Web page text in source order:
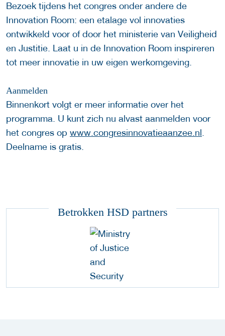
Bezoek tijdens het congres onder andere de
Innovation Room: een etalage vol innovaties
ontwikkeld voor of door het ministerie van Veiligheid
en Justitie. Laat u in de Innovation Room inspireren
tot meer innovatie in uw eigen werkomgeving.
Aanmelden
Binnenkort volgt er meer informatie over het
programma. U kunt zich nu alvast aanmelden voor
het congres op www.congresinnovatieaanzee.nl
Deelname is gratis.
Betrokken HSD partners